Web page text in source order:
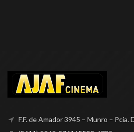
F.F. de Amador 3945 – Munro – Pcia.